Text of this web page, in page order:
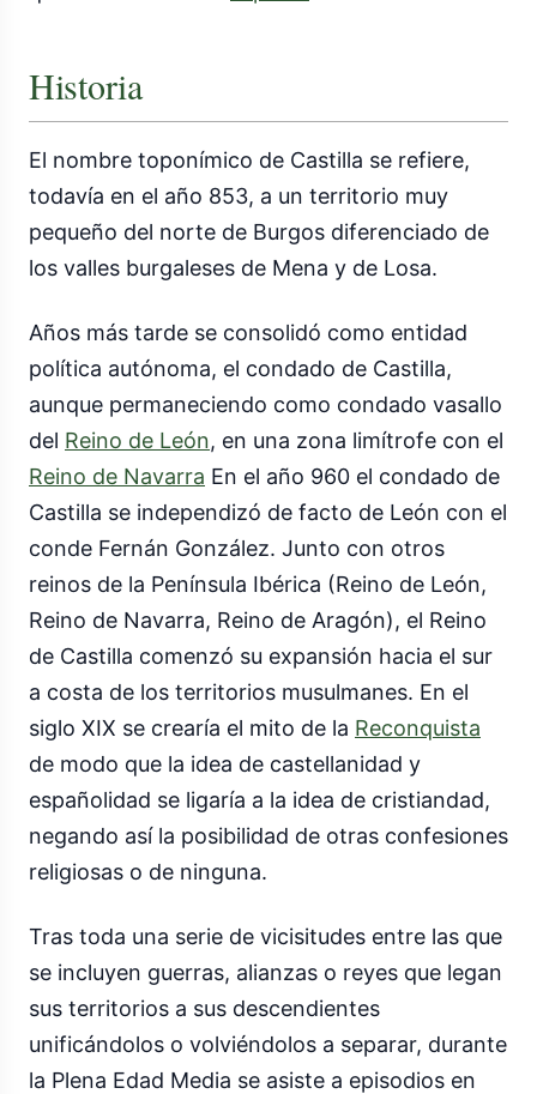
Historia
El nombre toponímico de Castilla se refiere,
todavía en el año 853, a un territorio muy
pequeño del norte de Burgos diferenciado de
los valles burgaleses de Mena y de Losa.
Años más tarde se consolidó como entidad
política autónoma, el condado de Castilla,
aunque permaneciendo como condado vasallo
del Reino de León, en una zona limítrofe con el
Reino de Navarra ​ En el año 960 el condado de
Castilla se independizó de facto de León con el
conde Fernán González. Junto con otros
reinos de la Península Ibérica (Reino de León,
Reino de Navarra, Reino de Aragón), el Reino
de Castilla comenzó su expansión hacia el sur
a costa de los territorios musulmanes. En el
siglo XIX se crearía el mito de la Reconquista
de modo que la idea de castellanidad y
españolidad se ligaría a la idea de cristiandad,
negando así la posibilidad de otras confesiones
religiosas o de ninguna.
Tras toda una serie de vicisitudes entre las que
se incluyen guerras, alianzas o reyes que legan
sus territorios a sus descendientes
unificándolos o volviéndolos a separar, durante
la Plena Edad Media se asiste a episodios en